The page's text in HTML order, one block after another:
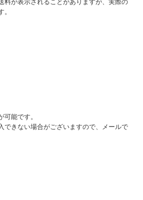
料が表示されることがありますが、実際の
。
能です。
できない場合がございますので、メールで